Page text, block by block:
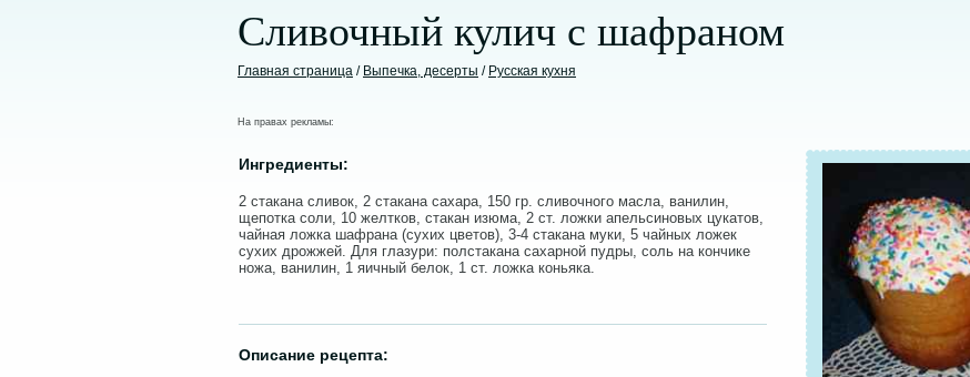
Сливочный кулич с шафраном
Главная страница / Выпечка, десерты / Русская кухня
На правах рекламы:
Ингредиенты:
2 стакана сливок, 2 стакана сахара, 150 гр. сливочного масла, ванилин,
щепотка соли, 10 желтков, стакан изюма, 2 ст. ложки апельсиновых цукатов,
чайная ложка шафрана (сухих цветов), 3-4 стакана муки, 5 чайных ложек
сухих дрожжей. Для глазури: полстакана сахарной пудры, соль на кончике
ножа, ванилин, 1 яичный белок, 1 ст. ложка коньяка.
Описание рецепта: